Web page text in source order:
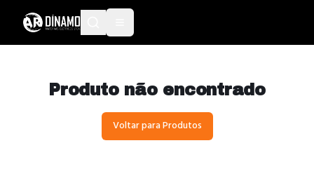
Produto não encontrado
Voltar para Produtos